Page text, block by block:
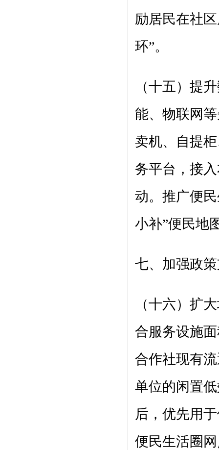
励居民在社
环”。
（十五）提
能、物联网
卖机、自提
务平台，接
动。推广便
小补”便民地
七、加强政
（十六）扩
合服务设施
合作社现有
单位的闲置
后，优先用
便民生活圈